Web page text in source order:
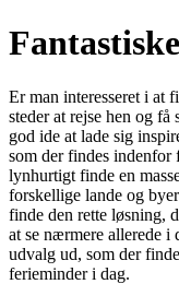
Er man interesseret i at
steder at rejse hen og
god ide at lade sig
som der findes indenfor
lynhurtigt finde en
forskellige lande og
finde den rette løsning,
at se nærmere allerede i
udvalg ud, som der
ferieminder i dag.